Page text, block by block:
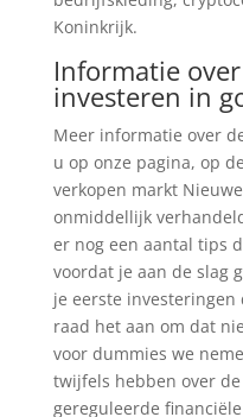
Koninkrijk.
Informatie
investeren in
Meer informatie over
u op onze pagina, op
verkopen markt
onmiddellijk
er nog een aantal tips
voordat je aan de slag
je eerste
raad het aan om dat
voor dummies we
twijfels hebben over
gereguleerde